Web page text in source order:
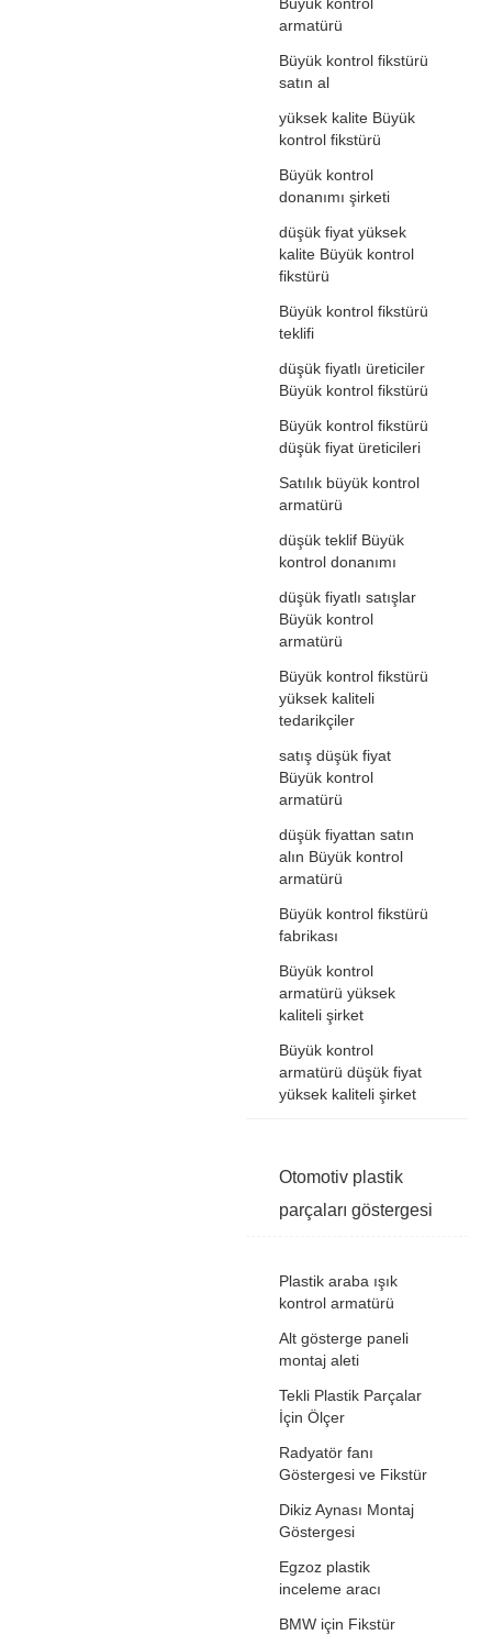
armatürü
Büyük kontrol fikstürü
satın al
yüksek kalite Büyük
kontrol fikstürü
Büyük kontrol
donanımı şirketi
düşük fiyat yüksek
kalite Büyük kontrol
fikstürü
Büyük kontrol fikstürü
teklifi
düşük fiyatlı üreticiler
Büyük kontrol fikstürü
Büyük kontrol fikstürü
düşük fiyat üreticileri
Satılık büyük kontrol
armatürü
düşük teklif Büyük
kontrol donanımı
düşük fiyatlı satışlar
Büyük kontrol
armatürü
Büyük kontrol fikstürü
yüksek kaliteli
tedarikçiler
satış düşük fiyat
Büyük kontrol
armatürü
düşük fiyattan satın
alın Büyük kontrol
armatürü
Büyük kontrol fikstürü
fabrikası
Büyük kontrol
armatürü yüksek
kaliteli şirket
Büyük kontrol
armatürü düşük fiyat
yüksek kaliteli şirket
Otomotiv plastik
parçaları göstergesi
Plastik araba ışık
kontrol armatürü
Alt gösterge paneli
montaj aleti
Tekli Plastik Parçalar
İçin Ölçer
Radyatör fanı
Göstergesi ve Fikstür
Dikiz Aynası Montaj
Göstergesi
Egzoz plastik
inceleme aracı
BMW için Fikstür